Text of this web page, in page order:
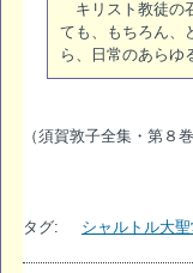
キリスト教徒の
ても、もちろん、
ら、日常のあらゆ
（須賀敦子全集・第８
タグ: シャルトル大